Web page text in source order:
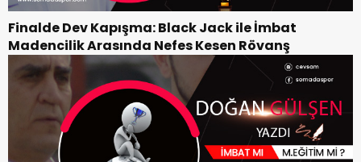
Finalde Dev Kapışma: Black Jack ile İmbat
Madencilik Arasında Nefes Kesen Rövanş